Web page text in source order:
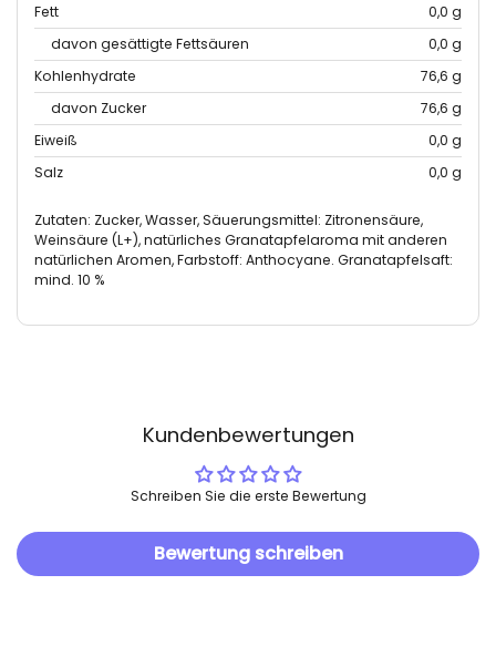
Fett
0,0 g
davon gesättigte Fettsäuren
0,0 g
Kohlenhydrate
76,6 g
davon Zucker
76,6 g
Eiweiß
0,0 g
Salz
0,0 g
Zutaten: Zucker, Wasser, Säuerungsmittel: Zitronensäure,
Weinsäure (L+), natürliches Granatapfelaroma mit anderen
natürlichen Aromen, Farbstoff: Anthocyane. Granatapfelsaft:
mind. 10 %
Kundenbewertungen
Schreiben Sie die erste Bewertung
Bewertung schreiben